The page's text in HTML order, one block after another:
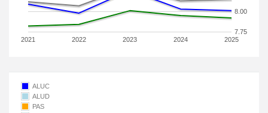
2021 2022 2023 2024 2025
7.75
8.00
ALUC
ALUD
PAS